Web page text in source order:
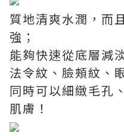
質地清爽水潤，而
強；
能夠快速從底層減
法令紋、臉頰紋、
同時可以細緻毛孔
肌膚！